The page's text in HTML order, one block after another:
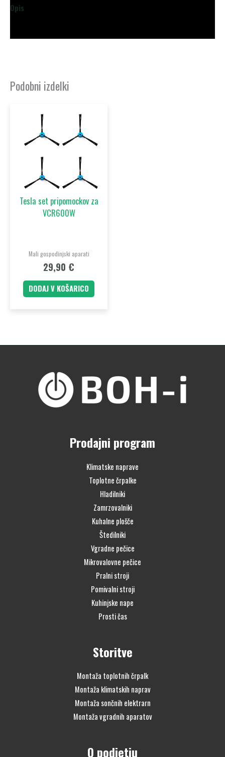
Opis
Podobni izdelki
Tesla set pripomockov za
VCR600W
Mali gospodinjski aparati
29,90 €
DODAJ V KOŠARICO
Prodajni program
Klimatske naprave
Toplotne črpalke
Hladilniki
Zamrzovalniki
Kuhalne plošče
Štedilniki
Vgradne pečice
Mikrovalovne pečice
Pralni stroji
Pomivalni stroji
Kuhinjske nape
Prosti čas
Storitve
Montaža toplotnih črpalk
Montaža klimatskih naprav
Montaža sončnih elektrarn
Montaža vgradnih aparatov
O podjetju